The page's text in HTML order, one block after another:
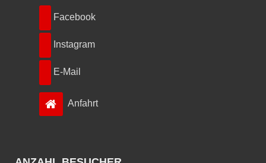
Facebook
Instagram
E-Mail
Anfahrt